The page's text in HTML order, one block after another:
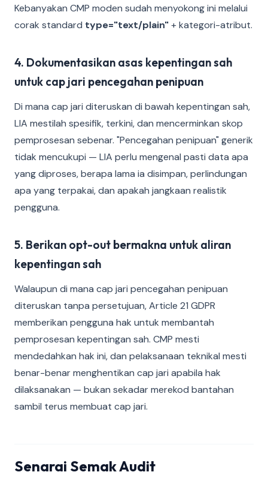
Kebanyakan CMP moden sudah menyokong ini melalui
corak standard type="text/plain"+ kategori-atribut.
4. Dokumentasikan asas kepentingan sah
untuk cap jari pencegahan penipuan
Di mana cap jari diteruskan di bawah kepentingan sah,
LIA mestilah spesifik, terkini, dan mencerminkan skop
pemprosesan sebenar. "Pencegahan penipuan" generik
tidak mencukupi — LIA perlu mengenal pasti data apa
yang diproses, berapa lama ia disimpan, perlindungan
apa yang terpakai, dan apakah jangkaan realistik
pengguna.
5. Berikan opt-out bermakna untuk aliran
kepentingan sah
Walaupun di mana cap jari pencegahan penipuan
diteruskan tanpa persetujuan, Article 21 GDPR
memberikan pengguna hak untuk membantah
pemprosesan kepentingan sah. CMP mesti
mendedahkan hak ini, dan pelaksanaan teknikal mesti
benar-benar menghentikan cap jari apabila hak
dilaksanakan — bukan sekadar merekod bantahan
sambil terus membuat cap jari.
Senarai Semak Audit